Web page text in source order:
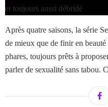
Après quatre saisons, la série
de mieux que de finir en
phares, toujours prêts à
parler de sexualité sans tabou.